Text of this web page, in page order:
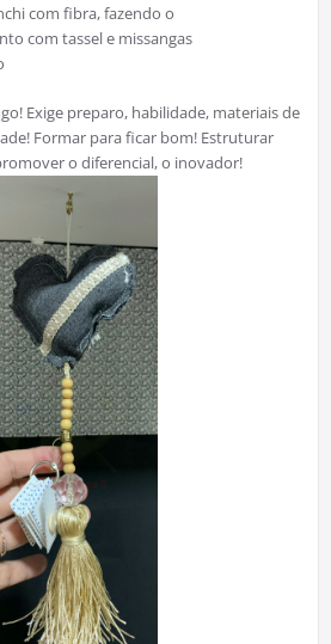
com fibra, fazendo o
com tassel e missangas
Exige preparo, habilidade, materiais de
Formar para ficar bom! Estruturar
o diferencial, o inovador!